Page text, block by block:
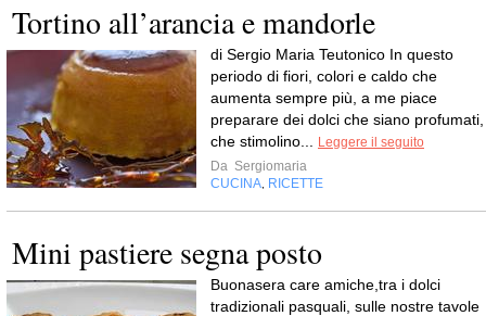
Tortino all’arancia e mandorle
di Sergio Maria Teutonico In questo
periodo di fiori, colori e caldo che
aumenta sempre più, a me piace
preparare dei dolci che siano profumati,
che stimolino...
Leggere il seguito
Da Sergiomaria
CUCINA RICETTE
Mini pastiere segna posto
Buonasera care amiche,tra i dolci
tradizionali pasquali, sulle nostre tavole